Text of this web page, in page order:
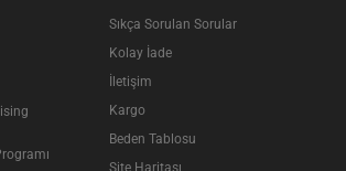
Sıkça Sorulan Sorular
Kolay İade
İletişim
Kargo
Beden Tablosu
Site Haritası